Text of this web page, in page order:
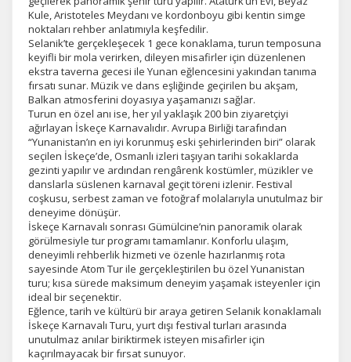
Kule, Aristoteles Meydanı ve kordonboyu gibi kentin simge
noktaları rehber anlatımıyla keşfedilir.
Selanik’te gerçekleşecek 1 gece konaklama, turun temposuna
keyifli bir mola verirken, dileyen misafirler için düzenlenen
ekstra taverna gecesi ile Yunan eğlencesini yakından tanıma
fırsatı sunar. Müzik ve dans eşliğinde geçirilen bu akşam,
Balkan atmosferini doyasıya yaşamanızı sağlar.
Turun en özel anı ise, her yıl yaklaşık 200 bin ziyaretçiyi
ağırlayan İskeçe Karnavalıdır. Avrupa Birliği tarafından
“Yunanistan’ın en iyi korunmuş eski şehirlerinden biri” olarak
seçilen İskeçe’de, Osmanlı izleri taşıyan tarihi sokaklarda
gezinti yapılır ve ardından rengârenk kostümler, müzikler ve
danslarla süslenen karnaval geçit töreni izlenir. Festival
coşkusu, serbest zaman ve fotoğraf molalarıyla unutulmaz bir
deneyime dönüşür.
İskeçe Karnavalı sonrası Gümülcine’nin panoramik olarak
görülmesiyle tur programı tamamlanır. Konforlu ulaşım,
deneyimli rehberlik hizmeti ve özenle hazırlanmış rota
sayesinde Atom Tur ile gerçekleştirilen bu özel Yunanistan
turu; kısa sürede maksimum deneyim yaşamak isteyenler için
ideal bir seçenektir.
Eğlence, tarih ve kültürü bir araya getiren Selanik konaklamalı
İskeçe Karnavalı Turu, yurt dışı festival turları arasında
unutulmaz anılar biriktirmek isteyen misafirler için
kaçırılmayacak bir fırsat sunuyor.